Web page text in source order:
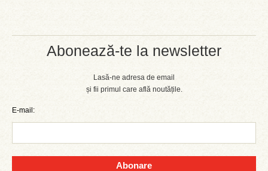
Abonează-te la newsletter
Lasă-ne adresa de email
și fii primul care află noutățile.
E-mail:
Abonare